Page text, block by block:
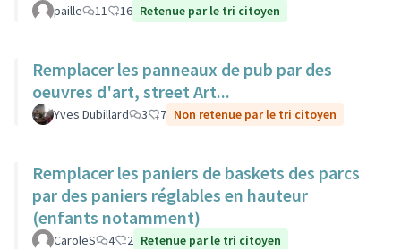
paille 11 16 Retenue par le tri citoyen
Remplacer les panneaux de pub par des
oeuvres d'art, street Art...
Yves Dubillard 3 7 Non retenue par le tri citoyen
Remplacer les paniers de baskets des parcs
par des paniers réglables en hauteur
(enfants notamment)
CaroleS 4 2 Retenue par le tri citoyen